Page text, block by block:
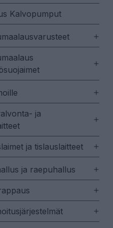
Kalvopumput
ja
ja tislauslaitteet
ja raepuhallus